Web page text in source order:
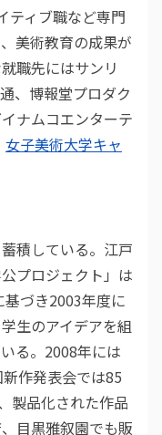
ティブ職など専門
美術教育の成果が
職先にはサンリ
、博報堂プロダク
ナムコエンターテ
女子美術大学キャ
積している。江戸
プロジェクト」は
づき2003年度に
生のアイデアを組
る。2008年には
作発表会では85
製品化された作品
目黒雅叙園でも販